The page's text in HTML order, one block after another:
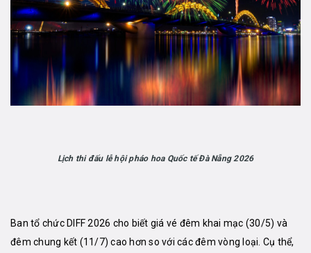
Lịch thi đấu lễ hội pháo hoa Quốc tế Đà Nẵng 2026
Ban tổ chức DIFF 2026 cho biết giá vé đêm khai mạc (30/5) và
đêm chung kết (11/7) cao hơn so với các đêm vòng loại. Cụ thể,